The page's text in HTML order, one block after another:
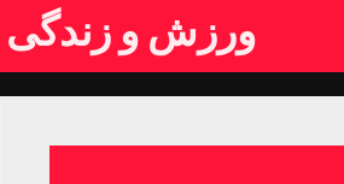
ورزش و زندگی